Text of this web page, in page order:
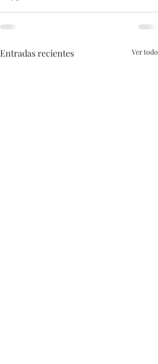
Entradas recientes Ver todo